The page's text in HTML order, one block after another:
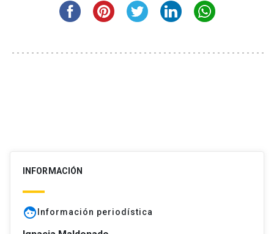
INFORMACIÓN
face Información periodística